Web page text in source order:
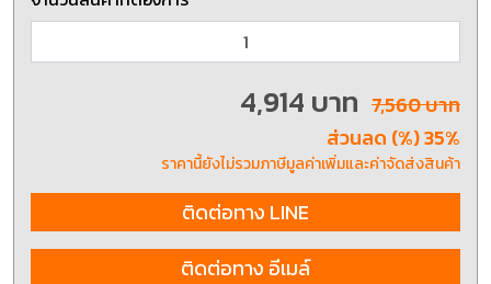
4,914 บาท 7,560 บาท
ส่วนลด (%) 35%
ราคานี้ยังไม่รวมภาษีมูลค่าเพิ่มและค่าจัดส่งสินค้า
ติดต่อทาง LINE
ติดต่อทาง อีเมล์